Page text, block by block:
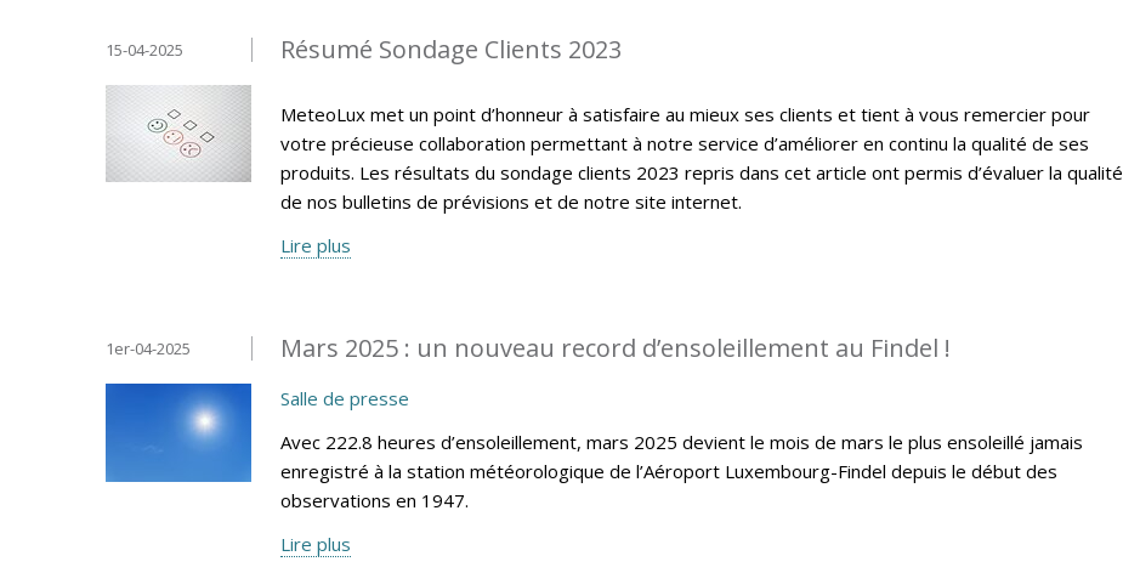
Résumé Sondage Clients 2023
15-04-2025
MeteoLux met un point d’honneur à satisfaire au mieux ses clients et tient à vous remercier pour
votre précieuse collaboration permettant à notre service d’améliorer en continu la qualité de ses
produits. Les résultats du sondage clients 2023 repris dans cet article ont permis d’évaluer la qualité
de nos bulletins de prévisions et de notre site internet.
Lire plus
Mars 2025 : un nouveau record d’ensoleillement au Findel !
1er-04-2025
Salle de presse
Avec 222.8 heures d’ensoleillement, mars 2025 devient le mois de mars le plus ensoleillé jamais
enregistré à la station météorologique de l’Aéroport Luxembourg-Findel depuis le début des
observations en 1947.
Lire plus